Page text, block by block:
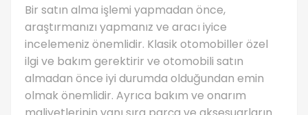
Bir satın alma işlemi yapmadan önce,
araştırmanızı yapmanız ve aracı iyice
incelemeniz önemlidir. Klasik otomobiller özel
ilgi ve bakım gerektirir ve otomobili satın
almadan önce iyi durumda olduğundan emin
olmak önemlidir. Ayrıca bakım ve onarım